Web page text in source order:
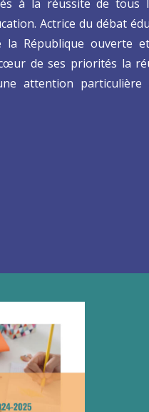
à la réussite de
Actrice du débat
la République ouverte
de ses priorités la
attention particulière